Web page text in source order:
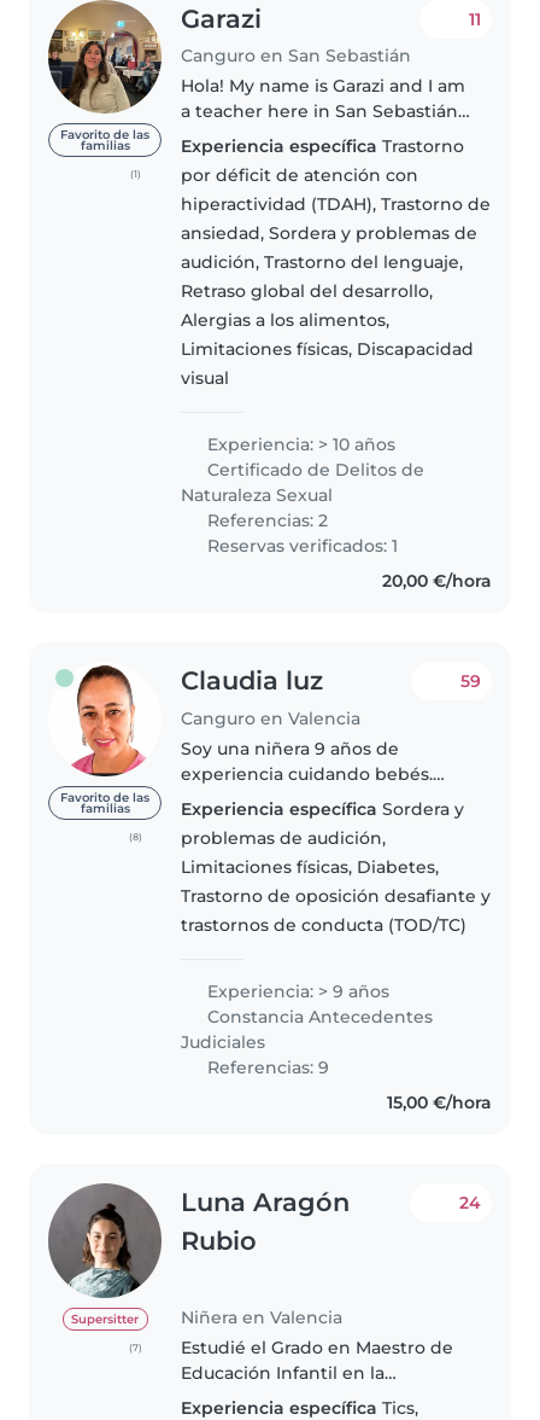
Favorito de las
familias
(1)
Garazi
Canguro en San Sebastián
11
Hola! My name is Garazi and I am
a teacher here in San Sebastián.
Taking care of children is
something I truly enjoy doing. I
have experience taking care of
children of all ages, I've..
Experiencia específica Trastorno
por déficit de atención con
hiperactividad (TDAH), Trastorno de
ansiedad, Sordera y problemas de
audición, Trastorno del lenguaje,
Retraso global del desarrollo,
Alergias a los alimentos,
Limitaciones físicas, Discapacidad
visual
Experiencia: > 10 años
Certificado de Delitos de
Naturaleza Sexual
Referencias: 2
Reservas verificados: 1
20,00 €/hora
Favorito de las
familias
(8)
Claudia luz
Canguro en Valencia
59
Soy una niñera 9 años de
experiencia cuidando bebés.
Tengo experiencia con
necesidades especiales,
incluyendo sordera, limitaciones
físicas, diabetes y TDAH. Me
encanta dibujar, leer..
Experiencia específica Sordera y
problemas de audición,
Limitaciones físicas, Diabetes,
Trastorno de oposición desafiante y
trastornos de conducta (TOD/TC)
Experiencia: > 9 años
Constancia Antecedentes
Judiciales
Referencias: 9
15,00 €/hora
Supersitter
(7)
Luna Aragón
Rubio
Niñera en Valencia
24
Estudié el Grado en Maestro de
Educación Infantil en la
Universidad de Burgos y Danza
Experiencia específica Tics,